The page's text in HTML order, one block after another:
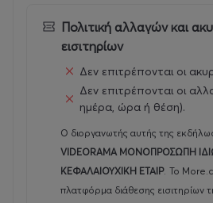
Πολιτική αλλαγών και
εισιτηρίων
Δεν επιτρέπονται οι
Δεν επιτρέπονται οι
ημέρα, ώρα ή θέση).
Ο διοργανωτής αυτής της
VIDEORAMA ΜΟΝΟΠΡΟΣΩΠΗ
ΚΕΦΑΛΑΙΟΥΧΙΚΗ ΕΤΑΙΡ. Το
πλατφόρμα διάθεσης εισιτηρίων